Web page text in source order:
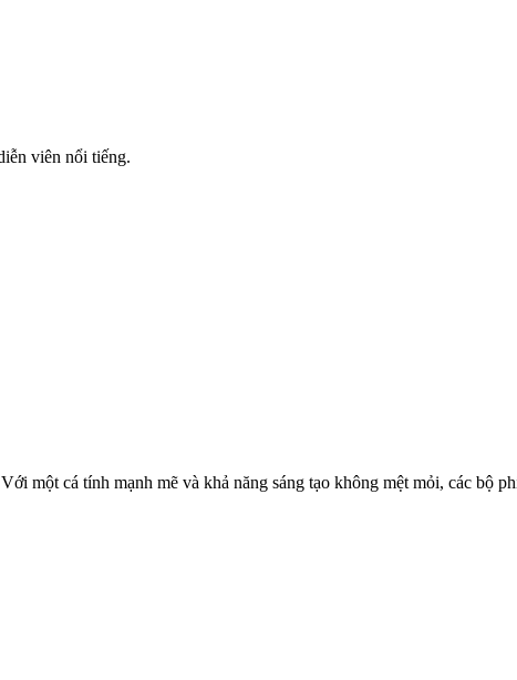
viên nổi tiếng.
một cá tính mạnh mẽ và khả năng sáng tạo không mệt mỏi, các bộ